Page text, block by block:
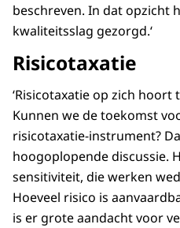
beschreven. In dat opzicht
kwaliteitsslag gezorgd.‘
Risicotaxatie
‘Risicotaxatie op zich hoort
Kunnen we de toekomst
risicotaxatie-instrument?
hoogoplopende discussie.
sensitiviteit, die werken
Hoeveel risico is
is er grote aandacht voor